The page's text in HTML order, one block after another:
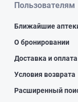
Пользователям
Ближайшие
О бронировании
Доставка и оплата
Условия возврата
Расширенный